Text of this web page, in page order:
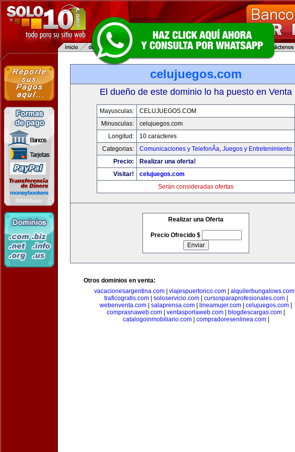
celujuegos.com
El dueño de este dominio lo ha puesto en Venta
Mayusculas:
CELUJUEGOS.COM
Minusculas:
celujuegos.com
Longitud:
10 caracteres
Categorias:
Comunicaciones y TelefonÃ­a, Juegos y Entretenimiento
Precio:
Realizar una oferta!
Visitar!
celujuegos.com
Serán consideradas ofertas
Realizar una Oferta
Precio Ofrecido $
Otros dominios en venta:
vacacionesargentina.com
viajespuertorico.com alquilerbungalows.com
traficogratis.com| soloservicio.com| cursosparaprofesionales.com|
webenventa.com
salaprensa.com lineamujer.com celujuegos.com
comprasnaweb.com
ventasporlaweb.com blogdescargas.com
catalogoinmobiliario.com| compradoresenlinea.com|